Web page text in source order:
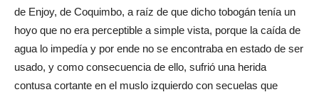
de Enjoy, de Coquimbo, a raíz de que dicho tobogán tenía un
hoyo que no era perceptible a simple vista, porque la caída de
agua lo impedía y por ende no se encontraba en estado de ser
usado, y como consecuencia de ello, sufrió una herida
contusa cortante en el muslo izquierdo con secuelas que